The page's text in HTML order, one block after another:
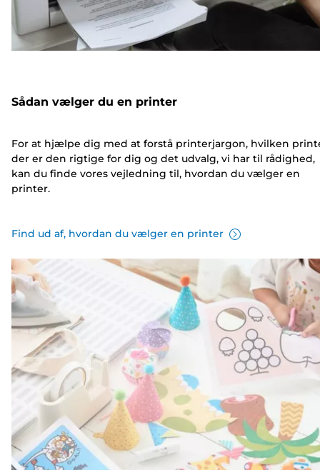
Sådan vælger du en printer
For at hjælpe dig med at forstå printerjargon, hvilken
der er den rigtige for dig og det udvalg, vi har til rådighed,
kan du finde vores vejledning til, hvordan du vælger en
printer.
Find ud af, hvordan du vælger en printer